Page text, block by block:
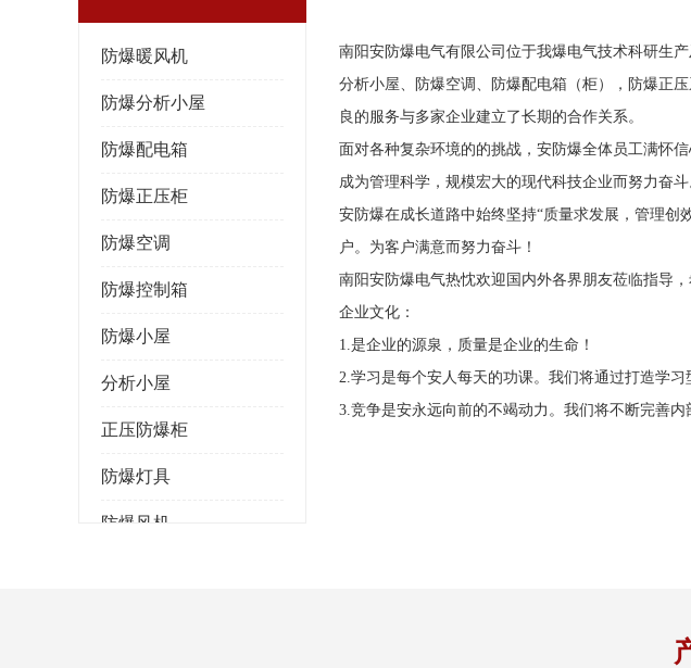
防爆暖风机
防爆分析小屋
防爆配电箱
防爆正压柜
防爆空调
防爆控制箱
防爆小屋
分析小屋
正压防爆柜
防爆灯具
防爆风机
南阳安防爆电气有限公司位于我爆电气技术科研生
分析小屋、防爆空调、防爆配电箱（柜），防爆正
良的服务与多家企业建立了长期的合作关系。
面对各种复杂环境的的挑战，安防爆全体员工满怀
成为管理科学，规模宏大的现代科技企业而努力奋斗
安防爆在成长道路中始终坚持“质量求发展，管理
户。为客户满意而努力奋斗！
南阳安防爆电气热忱欢迎国内外各界朋友莅临指导
企业文化：
1.是企业的源泉，质量是企业的生命！
2.学习是每个安人每天的功课。我们将通过打造学
3.竞争是安永远向前的不竭动力。我们将不断完善